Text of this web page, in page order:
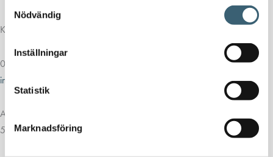
Nödvändig
Inställningar
Statistik
Marknadsföring
Kontakt
013-39 30 90
info@alvestadtanken.se
Algolgatan 7
583 30 Linköping